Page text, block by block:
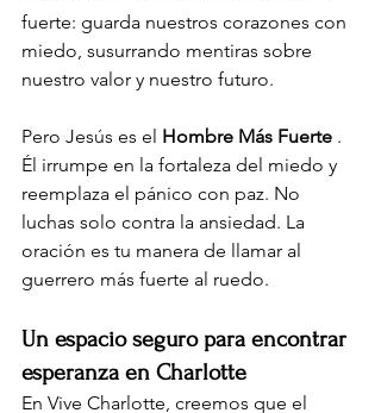
fuerte: guarda nuestros corazones con
miedo, susurrando mentiras sobre
nuestro valor y nuestro futuro.
Pero Jesús es el Hombre Más Fuerte .
Él irrumpe en la fortaleza del miedo y
reemplaza el pánico con paz. No
luchas solo contra la ansiedad. La
oración es tu manera de llamar al
guerrero más fuerte al ruedo.
Un espacio seguro para encontrar
esperanza en Charlotte
En Vive Charlotte, creemos que el